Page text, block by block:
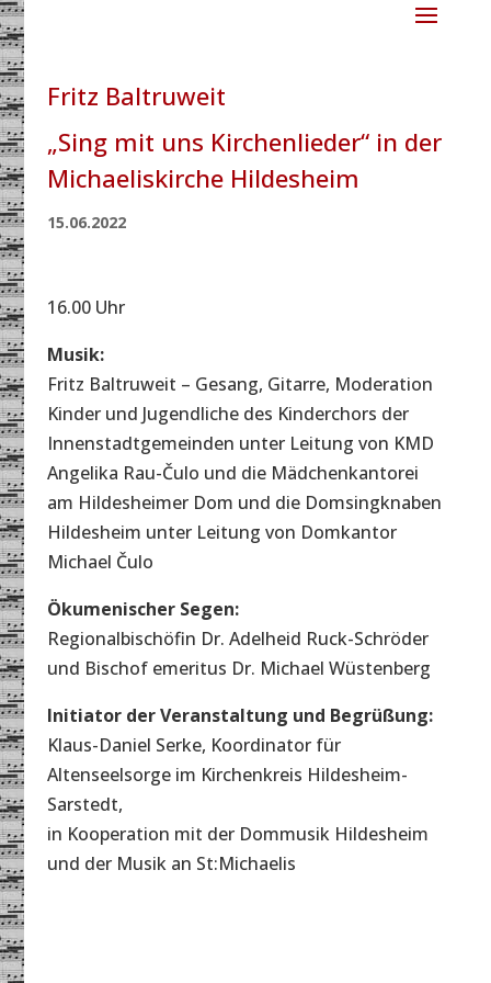
Fritz Baltruweit
„Sing mit uns Kirchenlieder“ in der
Michaeliskirche Hildesheim
15.06.2022
16.00 Uhr
Musik:
Fritz Baltruweit – Gesang, Gitarre, Moderation
Kinder und Jugendliche des Kinderchors der
Innenstadtgemeinden unter Leitung von KMD
Angelika Rau-Čulo und die Mädchenkantorei
am Hildesheimer Dom und die Domsingknaben
Hildesheim unter Leitung von Domkantor
Michael Čulo
Ökumenischer Segen:
Regionalbischöfin Dr. Adelheid Ruck-Schröder
und Bischof emeritus Dr. Michael Wüstenberg
Initiator der Veranstaltung und Begrüßung:
Klaus-Daniel Serke, Koordinator für
Altenseelsorge im Kirchenkreis Hildesheim-
Sarstedt,
in Kooperation mit der Dommusik Hildesheim
und der Musik an St:Michaelis